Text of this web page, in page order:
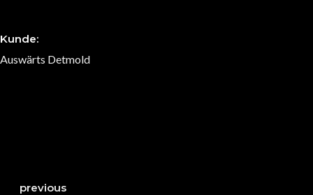
Kunde:
Auswärts Detmold
previous